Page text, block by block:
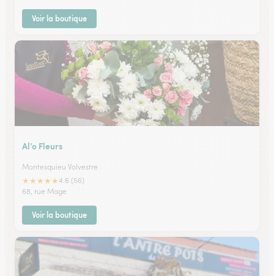
Voir la boutique
Al’o Fleurs
Montesquieu Volvestre
★★★★★4.6 (56)
68, rue Mage
Voir la boutique